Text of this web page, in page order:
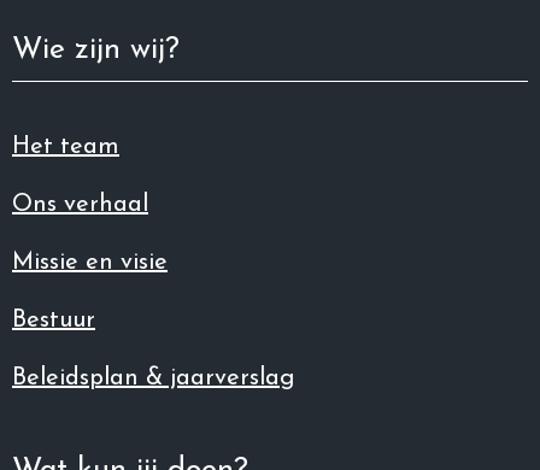
Wie zijn wij?
Het team
Ons verhaal
Missie en visie
Bestuur
Beleidsplan & jaarverslag